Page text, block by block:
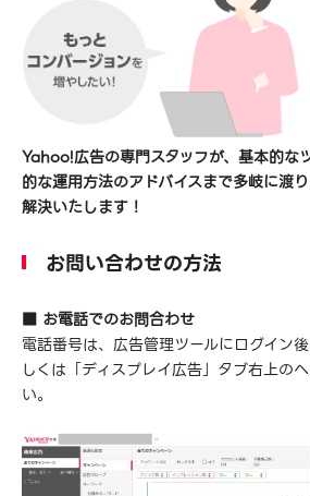
Yahoo!広告の専門スタッフが、基本的な
的な運用方法のアドバイスまで多岐に渡
解決いたします！
お問い合わせの方法
■ お電話でのお問合わせ
電話番号は、広告管理ツールにログイン
しくは「ディスプレイ広告」タブ右上の
い。